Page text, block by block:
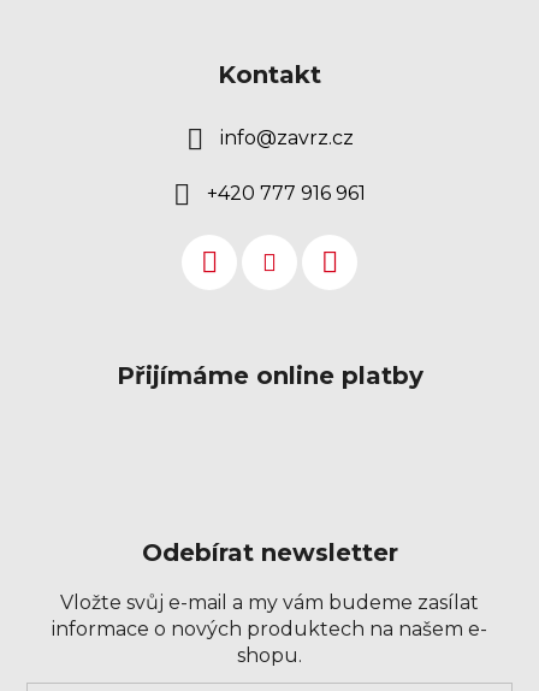
Kontakt
info@zavrz.cz
+420 777 916 961
Přijímáme online platby
Odebírat newsletter
Vložte svůj e-mail a my vám budeme zasílat
informace o nových produktech na našem e-
shopu.